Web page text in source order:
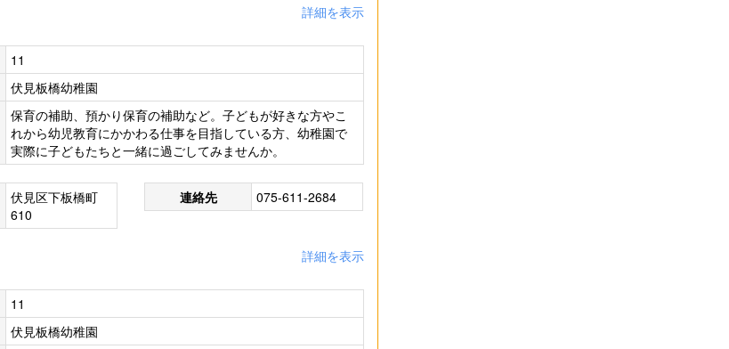
詳細を表示
11
伏見板橋幼稚園
保育の補助、預かり保育の補助など。子どもが好きな方やこ
れから幼児教育にかかわる仕事を目指している方、幼稚園で
実際に子どもたちと一緒に過ごしてみませんか。
伏見区下板橋町
610
連絡先 075-611-2684
詳細を表示
11
伏見板橋幼稚園